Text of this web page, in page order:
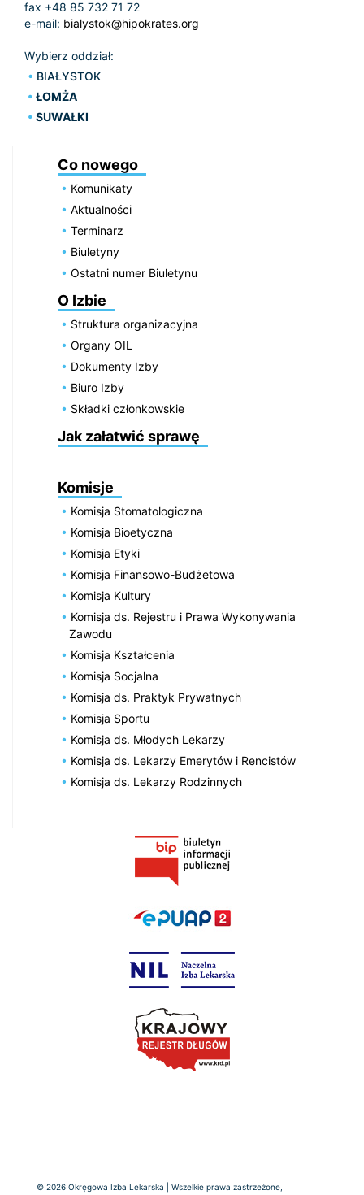
fax +48 85 732 71 72
e-mail: bialystok@hipokrates.org
Wybierz oddział:
BIAŁYSTOK
ŁOMŻA
SUWAŁKI
Co nowego
Komunikaty
Aktualności
Terminarz
Biuletyny
Ostatni numer Biuletynu
O Izbie
Struktura organizacyjna
Organy OIL
Dokumenty Izby
Biuro Izby
Składki członkowskie
Jak załatwić sprawę
Komisje
Komisja Stomatologiczna
Komisja Bioetyczna
Komisja Etyki
Komisja Finansowo-Budżetowa
Komisja Kultury
Komisja ds. Rejestru i Prawa Wykonywania
Zawodu
Komisja Kształcenia
Komisja Socjalna
Komisja ds. Praktyk Prywatnych
Komisja Sportu
Komisja ds. Młodych Lekarzy
Komisja ds. Lekarzy Emerytów i Rencistów
Komisja ds. Lekarzy Rodzinnych
© 2026 Okręgowa Izba Lekarska | Wszelkie prawa zastrzeżone,